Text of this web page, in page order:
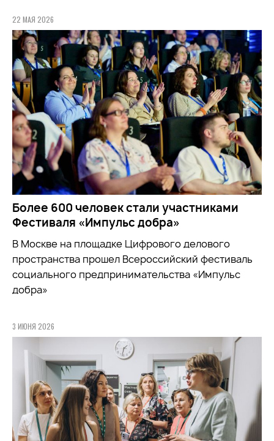
22 МАЯ 2026
Более 600 человек стали участниками
Фестиваля «Импульс добра»
В Москве на площадке Цифрового делового
пространства прошел Всероссийский фестиваль
социального предпринимательства «Импульс
добра»
3 ИЮНЯ 2026